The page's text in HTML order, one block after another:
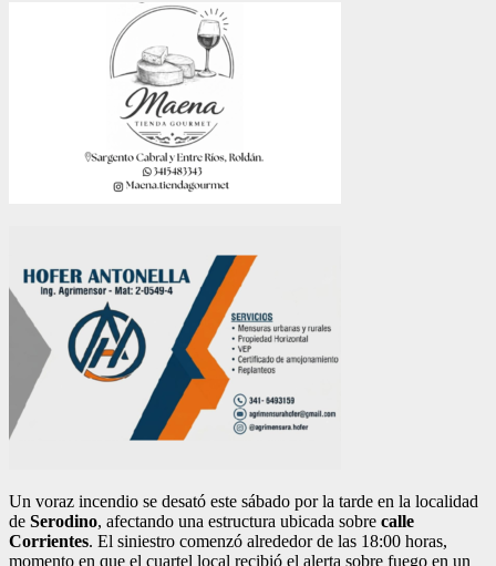
Un voraz incendio se desató este sábado por la tarde en la localidad
de Serodino, afectando una estructura ubicada sobre calle
Corrientes. El siniestro comenzó alrededor de las 18:00 horas,
momento en que el cuartel local recibió el alerta sobre fuego en un